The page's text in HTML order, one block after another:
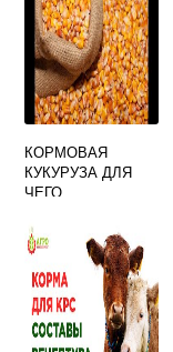
КОРМОВАЯ
КУКУРУЗА ДЛЯ
ЧЕГО